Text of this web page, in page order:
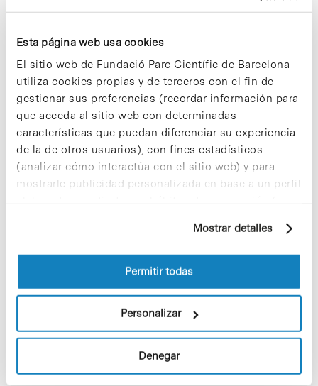
Esta página web usa cookies
El sitio web de Fundació Parc Científic de Barcelona
utiliza cookies propias y de terceros con el fin de
gestionar sus preferencias (recordar información para
que acceda al sitio web con determinadas
características que puedan diferenciar su experiencia
de la de otros usuarios), con fines estadísticos
(analizar cómo interactúa con el sitio web) y para
mostrarle publicidad personalizada en base a un perfil
elaborado a partir de sus hábitos de navegación (por
información sobre las cookies puede consultar
la Política de cookies del sitio web.
Mostrar detalles
Permitir todas
Personalizar
Denegar
Los investigadores confían que su contribución
puede ser una herramienta muy útil para evaluar la
progresión de la EPOC, y que podría proporcionar
información valiosa sobre el efecto de los
tratamientos.
Más información en la página web del IBEC
Share
Noticias más vistas